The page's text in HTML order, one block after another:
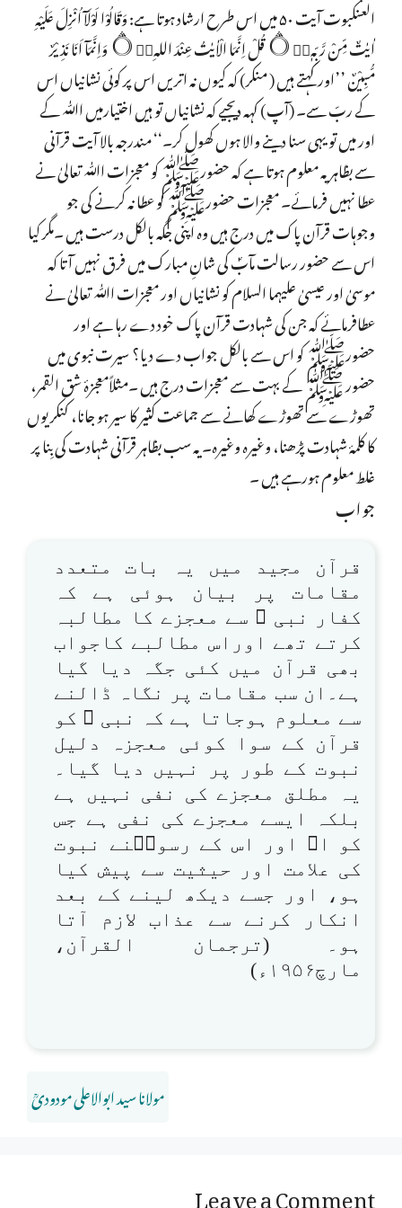
العنکبوت آیت ۵۰ میں اس طرح ارشاد ہوتا ہے: وَقَالُوْا لَوْلَآ اُنْزِلَ عَلَيْہِ
اٰيٰتٌ مِّنْ رَّبِّہٖ۝۰ۭ قُلْ اِنَّمَا الْاٰيٰتُ عِنْدَ اللہِ۝۰ۭ وَاِنَّمَآ اَنَا نَذِيْرٌ
مُّبِيْنٌ ’’اور کہتے ہیں ( منکر) کہ کیوں نہ اتریں اس پر کوئی نشانیاں اس
کے ربّ سے۔ (آپ) کہہ دیجیے کہ نشانیاں تو ہیں اختیارمیں اﷲ کے
اور میں تو یہی سنا دینے والا ہوں کھول کر۔‘‘ مندرجہ بالا آیت قرآنی
سے بظاہر یہ معلوم ہوتا ہے کہ حضورﷺ کو معجزات اﷲ تعالیٰ نے
عطا نہیں فرمائے۔ معجزات حضورﷺ کو عطا نہ کرنے کی جو
وجوہات قرآن پاک میں درج ہیں وہ اپنی جگہ بالکل درست ہیں ۔مگر کیا
اس سے حضور رسالت مآبؐ کی شانِ مبارک میں فرق نہیں آتا کہ
موسیٰ اور عیسیٰ علیہما السلام کو نشانیاں اور معجزات اﷲ تعالیٰ نے
عطافرمائے کہ جن کی شہادت قرآن پاک خود دے رہا ہے اور
حضورﷺ کو اس سے بالکل جواب دے دیا؟ سیرت نبوی میں
حضور ﷺ کے بہت سے معجزات درج ہیں ۔مثلاًمعجزۂ شق القمر،
تھوڑے سے تھوڑے کھانے سے جماعت کثیر کا سیر ہو جانا، کنکریوں
کا کلمۂ شہادت پڑھنا، وغیرہ وغیرہ۔ یہ سب بظاہر قرآنی شہادت کی بِنا پر
غلط معلوم ہورہے ہیں ۔
جواب
قرآن مجید میں یہ بات متعدد
مقامات پر بیان ہوئی ہے کہ
کفار نبی ﷺ سے معجزے کا مطالبہ
کرتے تھے اوراس مطالبے کاجواب
بھی قرآن میں کئی جگہ دیا گیا
ہے۔ان سب مقامات پر نگاہ ڈالنے
سے معلوم ہوجاتا ہے کہ نبی ﷺ کو
قرآن کے سوا کوئی معجزہ دلیل
نبوت کے طور پر نہیں دیا گیا۔
یہ مطلق معجزے کی نفی نہیں ہے
بلکہ ایسے معجزے کی نفی ہے جس
کو اﷲ اور اس کے رسولؐنے نبوت
کی علامت اور حیثیت سے پیش کیا
ہو، اور جسے دیکھ لینے کے بعد
انکار کرنے سے عذاب لازم آتا
ہو۔ (ترجمان القرآن،
مارچ۱۹۵۶ء)
مولانا سید ابوالاعلی مودودیؒ
Leave a Comment